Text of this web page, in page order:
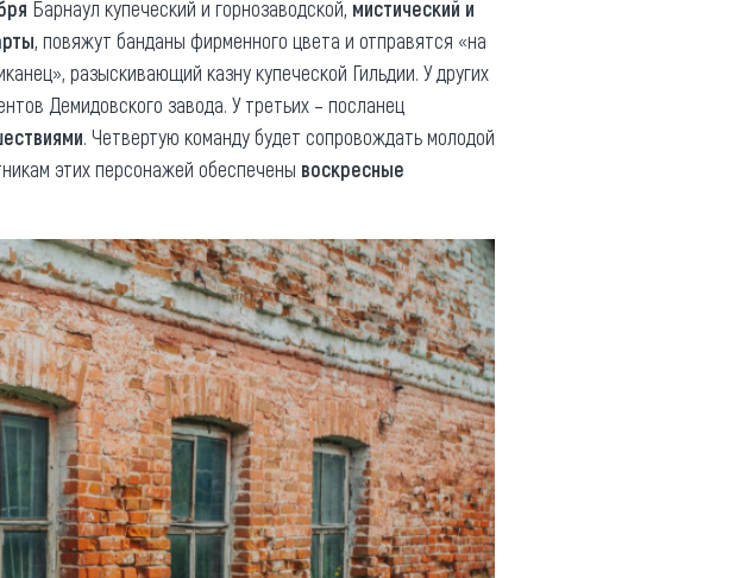
Барнаул купеческий и горнозаводской, мистический и
, повяжут банданы фирменного цвета и отправятся «на
разыскивающий казну купеческой Гильдии. У других
Демидовского завода. У третьих – посланец
. Четвертую команду будет сопровождать молодой
этих персонажей обеспечены воскресные